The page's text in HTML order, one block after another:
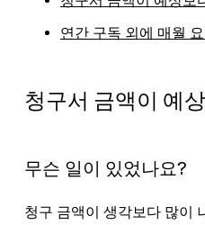
연간 구독 외에 매월
청구서 금액이 예
무슨 일이 있었나요?
청구 금액이 생각보다 많이